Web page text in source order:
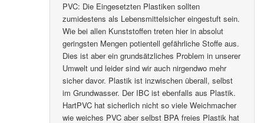
PVC: Die Eingesetzten Plastiken sollten
zumidestens als Lebensmittelsicher eingestuft sein.
Wie bei allen Kunststoffen treten hier in absolut
geringsten Mengen potientell gefährliche Stoffe aus.
Dies ist aber ein grundsätzliches Problem in unserer
Umwelt und leider sind wir auch nirgendwo mehr
sicher davor. Plastik ist inzwischen überall, selbst
im Grundwasser. Der IBC ist ebenfalls aus Plastik.
HartPVC hat sicherlich nicht so viele Weichmacher
wie weiches PVC aber selbst BPA freies Plastik hat